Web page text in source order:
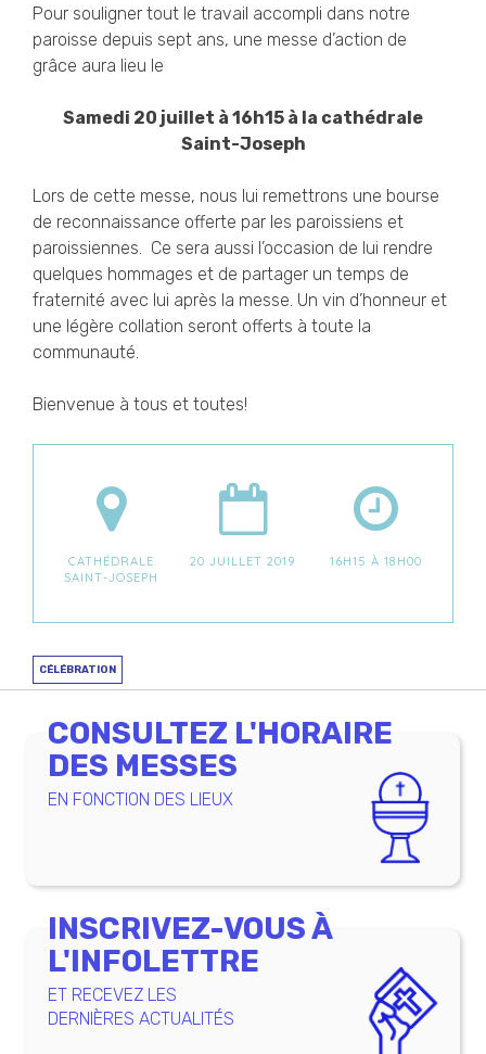
Pour souligner tout le travail accompli dans notre
paroisse depuis sept ans, une messe d’action de
grâce aura lieu le
Samedi 20 juillet à 16h15 à la cathédrale
Saint-Joseph
Lors de cette messe, nous lui remettrons une bourse
de reconnaissance offerte par les paroissiens et
paroissiennes. Ce sera aussi l’occasion de lui rendre
quelques hommages et de partager un temps de
fraternité avec lui après la messe. Un vin d’honneur et
une légère collation seront offerts à toute la
communauté.
Bienvenue à tous et toutes!
CATHÉDRALE
SAINT-JOSEPH
20 JUILLET 2019 16H15 À 18H00
CÉLÉBRATION
CONSULTEZ L'HORAIRE
DES MESSES
EN FONCTION DES LIEUX
INSCRIVEZ-VOUS À
L'INFOLETTRE
ET RECEVEZ LES
DERNIÈRES ACTUALITÉS